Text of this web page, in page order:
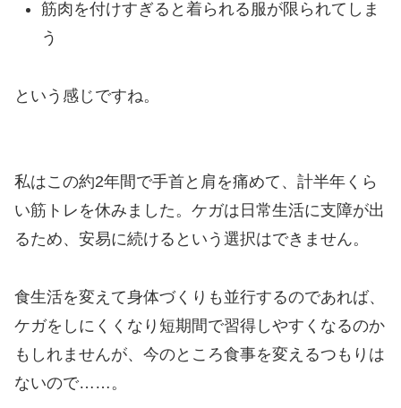
筋肉を付けすぎると着られる服が限られてしま
う
という感じですね。
私はこの約2年間で手首と肩を痛めて、計半年くら
い筋トレを休みました。ケガは日常生活に支障が出
るため、安易に続けるという選択はできません。
食生活を変えて身体づくりも並行するのであれば、
ケガをしにくくなり短期間で習得しやすくなるのか
もしれませんが、今のところ食事を変えるつもりは
ないので……。